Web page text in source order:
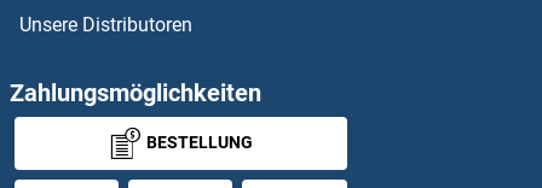
Aldolase Antikörper
Aldolase C, Fructose-Bisphosphate Antikörper
Aldosterone Antikörper
Unsere Distributoren
Zahlungsmöglichkeiten
BESTELLUNG